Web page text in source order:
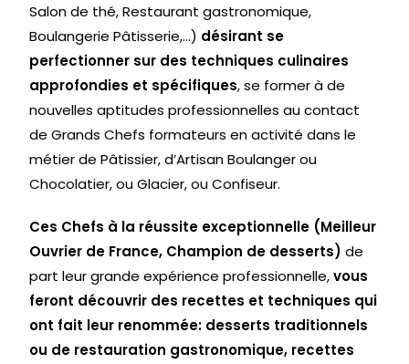
Salon de thé, Restaurant gastronomique,
Boulangerie Pâtisserie,…) désirant se
perfectionner sur des techniques culinaires
approfondies et spécifiques, se former à de
nouvelles aptitudes professionnelles au contact
de Grands Chefs formateurs en activité dans le
métier de Pâtissier, d’Artisan Boulanger ou
Chocolatier, ou Glacier, ou Confiseur.
Ces Chefs à la réussite exceptionnelle (Meilleur
Ouvrier de France, Champion de desserts) de
part leur grande expérience professionnelle,vous
feront découvrir des recettes et techniques qui
ont fait leur renommée: desserts traditionnels
ou de restauration gastronomique, recettes